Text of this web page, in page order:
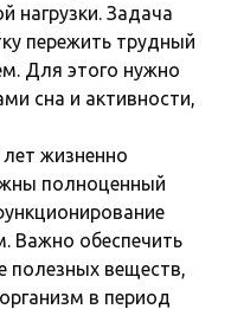
нагрузки. Задача
пережить трудный
Для этого нужно
сна и активности,
жизненно
полноценный
Важно обеспечить
полезных веществ,
в период